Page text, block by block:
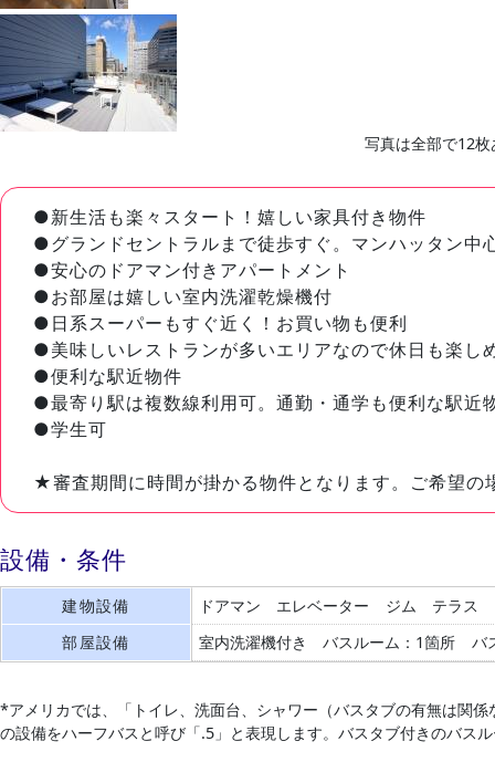
写真は全部で12
●新生活も楽々スタート！嬉しい家具付き物件
●グランドセントラルまで徒歩すぐ。マンハッタン中
●安心のドアマン付きアパートメント
●お部屋は嬉しい室内洗濯乾燥機付
●日系スーパーもすぐ近く！お買い物も便利
●美味しいレストランが多いエリアなので休日も楽し
●便利な駅近物件
●最寄り駅は複数線利用可。通勤・通学も便利な駅近
●学生可
★審査期間に時間が掛かる物件となります。ご希望の
設備・条件
建物設備 ドアマン エレベーター ジム
テラス
部屋設備
室内洗濯機付き バスルーム：1箇所 バ
*アメリカでは、「トイレ、洗面台、シャワー（バスタブの有無は関
の設備をハーフバスと呼び「.5」と表現します。バスタブ付きのバス